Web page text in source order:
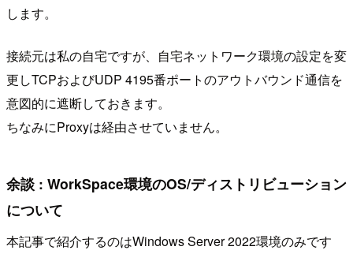
します。
接続元は私の自宅ですが、自宅ネットワーク環境の設定を変
更しTCPおよびUDP 4195番ポートのアウトバウンド通信を
意図的に遮断しておきます。
ちなみにProxyは経由させていません。
余談 : WorkSpace環境のOS/ディストリビューション
について
本記事で紹介するのはWindows Server 2022環境のみです